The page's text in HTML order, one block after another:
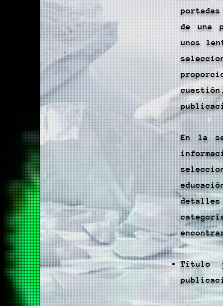
de una
unos
En la
Título